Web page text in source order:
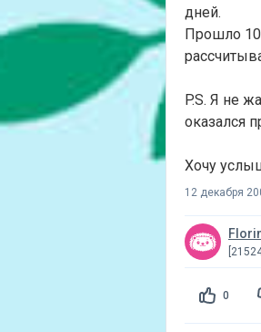
дней.
Прошло 10
P.S. Я не
оказался
Хочу
12 декабря
0